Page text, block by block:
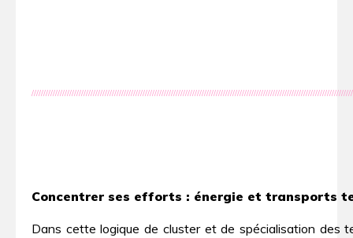
Concentrer ses efforts : énergie et transports
Dans cette logique de cluster et de spécialisation des